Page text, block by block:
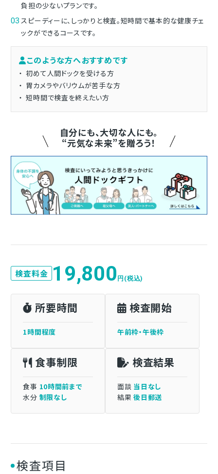
負担の少ないプランです。
スピーディーに、しっかりと検査。短時間で基本的な健康チェ
ックができるコースです。
このような方へおすすめです
初めて人間ドックを受ける方
胃カメラやバリウムが苦手な方
短時間で検査を終えたい方
自分にも、大切な人にも。
“元気な未来”を贈ろう！
検査料金 19,800 円(税込)
所要時間
1時間程度
検査開始
午前枠・午後枠
食事制限
食事 10時間前まで
水分 制限なし
検査結果
面談 当日なし
結果後日郵送
検査項目